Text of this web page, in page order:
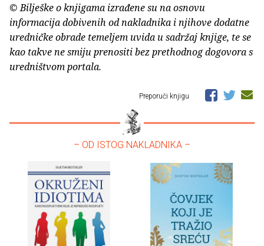
© Bilješke o knjigama izrađene su na osnovu
informacija dobivenih od nakladnika i njihove dodatne
uredničke obrade temeljem uvida u sadržaj knjige, te se
kao takve ne smiju prenositi bez prethodnog dogovora s
uredništvom portala.
Preporuči knjigu
– OD ISTOG NAKLADNIKA –